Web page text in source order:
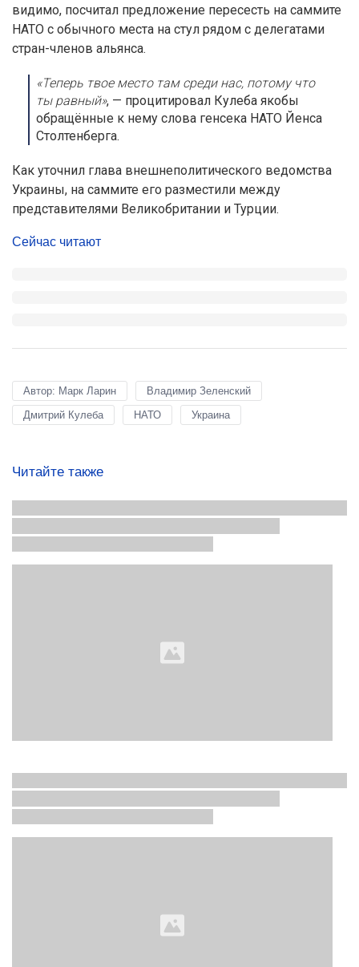
видимо, посчитал предложение пересесть на саммите
НАТО с обычного места на стул рядом с делегатами
стран-членов альянса.
«Теперь твое место там среди нас, потому что
ты равный», — процитировал Кулеба якобы
обращённые к нему слова генсека НАТО Йенса
Столтенберга.
Как уточнил глава внешнеполитического ведомства
Украины, на саммите его разместили между
представителями Великобритании и Турции.
Сейчас читают
Автор: Марк Ларин
Владимир Зеленский
Дмитрий Кулеба
НАТО Украина
Читайте также